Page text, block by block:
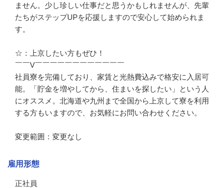
ません。少し珍しい仕事だと思うかもしれませんが、先輩
たちがステップUPを応援しますので安心して始められま
す。
☆：上京したい方もぜひ！
￣￣V￣￣￣￣￣￣￣￣￣￣￣￣
社員寮を完備しており、家賃と光熱費込みで格安に入居可
能。「貯金を増やしてから、住まいを探したい」という人
にオススメ。北海道や九州まで全国から上京して寮を利用
する方もいますので、お気軽にお問い合わせください。
変更範囲：変更なし
雇用形態
正社員